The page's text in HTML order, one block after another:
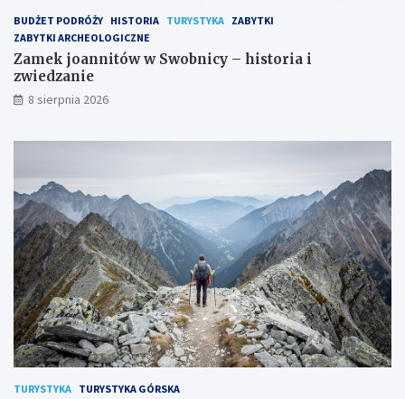
BUDŻET PODRÓŻY HISTORIA TURYSTYKA ZABYTKI
ZABYTKI ARCHEOLOGICZNE
Zamek joannitów w Swobnicy – historia i
zwiedzanie
8 sierpnia 2026
TURYSTYKA TURYSTYKA GÓRSKA